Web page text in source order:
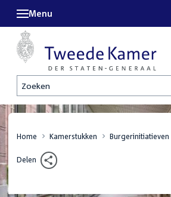
Zoeken
Menu
Home Kamerstukken Burgerinitiatieven
Delen